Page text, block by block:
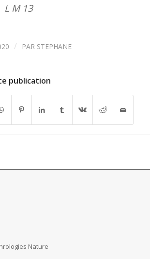
L M 13
/ PAR STEPHANE
publication
Nature